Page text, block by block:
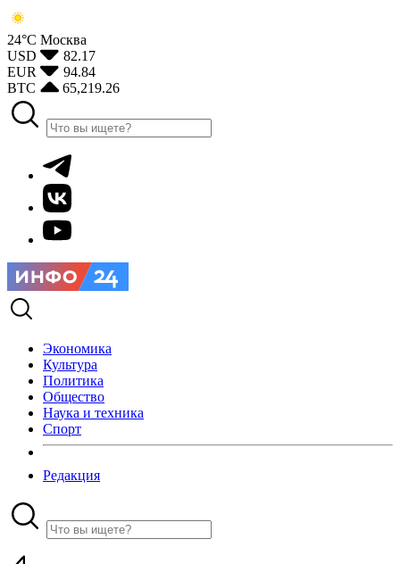
24°С Москва
USD
82.17
EUR
94.84
BTC
65,219.26
Экономика
Культура
Политика
Общество
Наука и техника
Спорт
Редакция